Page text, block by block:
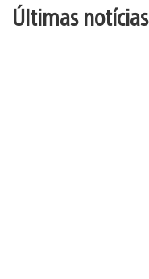
Últimas notícias